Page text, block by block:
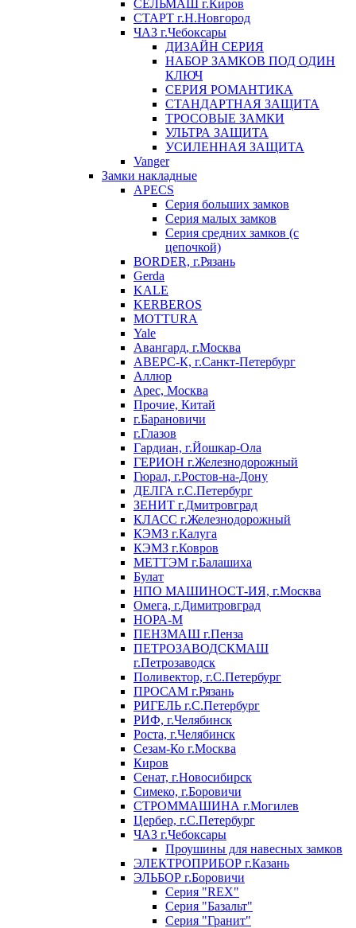
СЕЛЬМАШ г.Киров
СТАРТ г.Н.Новгород
ЧАЗ г.Чебоксары
ДИЗАЙН СЕРИЯ
НАБОР ЗАМКОВ ПОД ОДИН
КЛЮЧ
СЕРИЯ РОМАНТИКА
СТАНДАРТНАЯ ЗАЩИТА
ТРОСОВЫЕ ЗАМКИ
УЛЬТРА ЗАЩИТА
УСИЛЕННАЯ ЗАЩИТА
Vanger
Замки накладные
APECS
Серия больших замков
Серия малых замков
Серия средних замков (с
цепочкой)
BORDER, г.Рязань
Gerda
KALE
KERBEROS
MOTTURA
Yale
Авангард, г.Москва
АВЕРС-К, г.Санкт-Петербург
Аллюр
Арес, Москва
Прочие, Китай
г.Барановичи
г.Глазов
Гардиан, г.Йошкар-Ола
ГЕРИОН г.Железнодорожный
Гюрал, г.Ростов-на-Дону
ДЕЛГА г.С.Петербург
ЗЕНИТ г.Дмитровград
КЛАСС г.Железнодорожный
КЭМЗ г.Калуга
КЭМЗ г.Ковров
МЕТТЭМ г.Балашиха
Булат
НПО МАШИНОСТ-ИЯ, г.Москва
Омега, г.Димитровград
НОРА-М
ПЕНЗМАШ г.Пенза
ПЕТРОЗАВОДСКМАШ
г.Петрозаводск
Поливектор, г.С.Петербург
ПРОСАМ г.Рязань
РИГЕЛЬ г.С.Петербург
РИФ, г.Челябинск
Роста, г.Челябинск
Сезам-Ко г.Москва
Киров
Сенат, г.Новосибирск
Симеко, г.Боровичи
СТРОММАШИНА г.Могилев
Цербер, г.С.Петербург
ЧАЗ г.Чебоксары
Проушины для навесных замков
ЭЛЕКТРОПРИБОР г.Казань
ЭЛЬБОР г.Боровичи
Серия "REX"
Серия "Базальт"
Серия "Гранит"